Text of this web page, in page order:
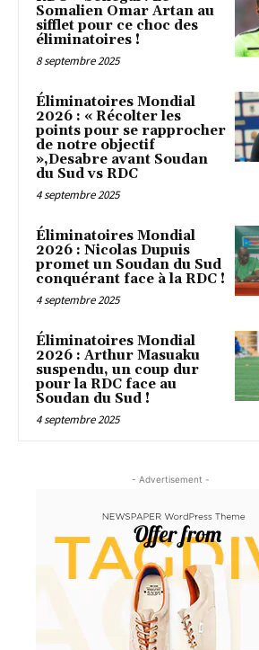
Somalien Omar Artan au
sifflet pour ce choc des
éliminatoires !
8 septembre 2025
Éliminatoires Mondial
2026 : « Récolter les
points pour se rapprocher
de notre objectif
»,Desabre avant Soudan
du Sud vs RDC
4 septembre 2025
Éliminatoires Mondial
2026 : Nicolas Dupuis
promet un Soudan du Sud
conquérant face à la RDC !
4 septembre 2025
Éliminatoires Mondial
2026 : Arthur Masuaku
suspendu, un coup dur
pour la RDC face au
Soudan du Sud !
4 septembre 2025
- Advertisement -